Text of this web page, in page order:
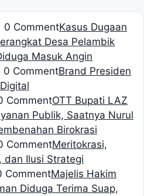
CommentKasus Dugaan
Desa Pelambik
Masuk Angin
CommentBrand Presiden
CommentOTT Bupati LAZ
Publik, Saatnya Nurul
Birokrasi
CommentMeritokrasi,
dan Ilusi Strategi
Majelis Hakim
Diduga Terima Suap,